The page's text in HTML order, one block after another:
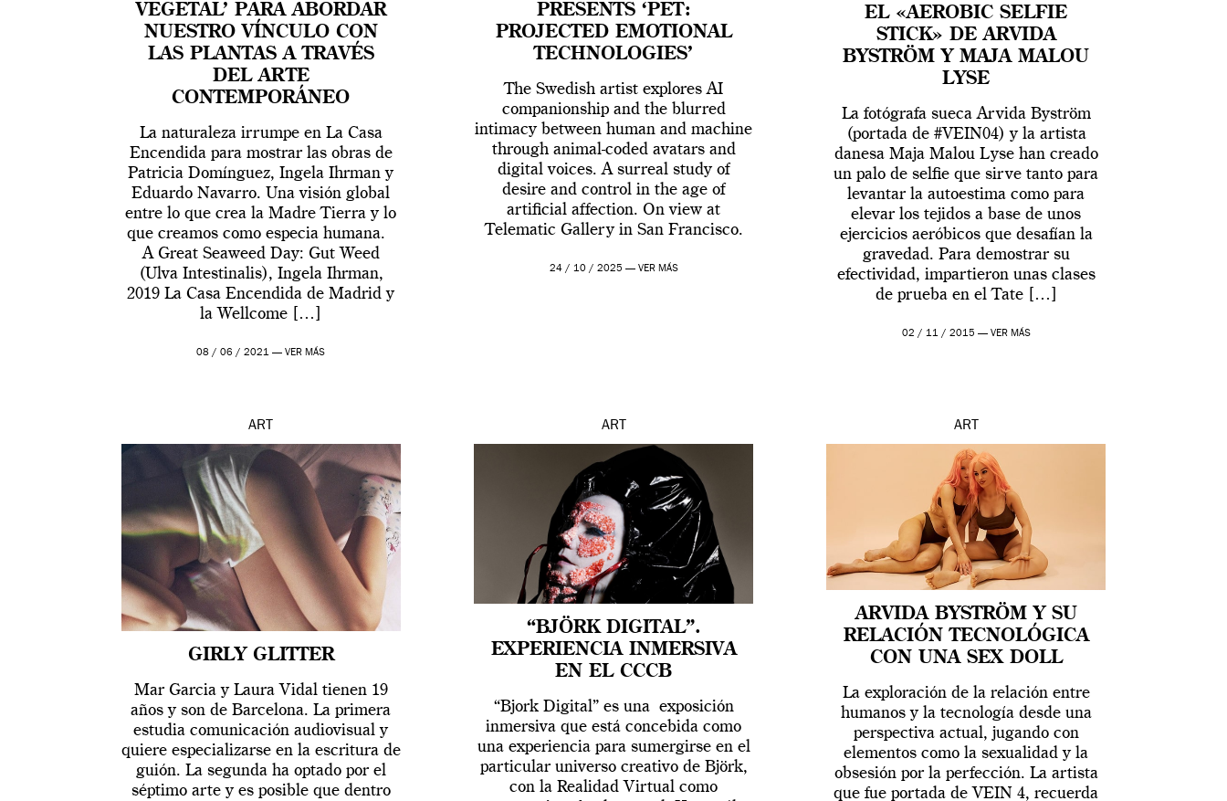
VEGETAL’ PARA ABORDAR
NUESTRO VÍNCULO CON
LAS PLANTAS A TRAVÉS
DEL ARTE
CONTEMPORÁNEO
La naturaleza irrumpe en La Casa
Encendida para mostrar las obras de
Patricia Domínguez, Ingela Ihrman y
Eduardo Navarro. Una visión global
entre lo que crea la Madre Tierra y lo
que creamos como especia humana.
A Great Seaweed Day: Gut Weed
(Ulva Intestinalis), Ingela Ihrman,
2019 La Casa Encendida de Madrid y
la Wellcome […]
08 / 06 / 2021 —VER MÁS
PRESENTS ‘PET:
PROJECTED EMOTIONAL
TECHNOLOGIES’
The Swedish artist explores AI
companionship and the blurred
intimacy between human and machine
through animal-coded avatars and
digital voices. A surreal study of
desire and control in the age of
artificial affection. On view at
Telematic Gallery in San Francisco.
24 / 10 / 2025 — VER MÁS
EL «AEROBIC SELFIE
STICK» DE ARVIDA
BYSTRÖM Y MAJA MALOU
LYSE
La fotógrafa sueca Arvida Byström
(portada de #VEIN04) y la artista
danesa Maja Malou Lyse han creado
un palo de selfie que sirve tanto para
levantar la autoestima como para
elevar los tejidos a base de unos
ejercicios aeróbicos que desafían la
gravedad. Para demostrar su
efectividad, impartieron unas clases
de prueba en el Tate […]
02 / 11 / 2015 — VER MÁS
ART
GIRLY GLITTER
Mar Garcia y Laura Vidal tienen 19
años y son de Barcelona. La primera
estudia comunicación audiovisual y
quiere especializarse en la escritura de
guión. La segunda ha optado por el
séptimo arte y es posible que dentro
ART
“BJÖRK DIGITAL”.
EXPERIENCIA INMERSIVA
EN EL CCCB
“Bjork Digital” es una exposición
inmersiva que está concebida como
una experiencia para sumergirse en el
particular universo creativo de Björk,
con la Realidad Virtual como
ART
ARVIDA BYSTRÖM Y SU
RELACIÓN TECNOLÓGICA
CON UNA SEX DOLL
La exploración de la relación entre
humanos y la tecnología desde una
perspectiva actual, jugando con
elementos como la sexualidad y la
obsesión por la perfección. La artista
que fue portada de VEIN 4, recuerda